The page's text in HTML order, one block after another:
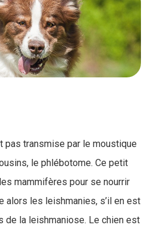
pas transmise par le moustique
le phlébotome. Ce petit
mammifères pour se nourrir
alors les leishmanies, s’il en est
de la leishmaniose. Le chien est